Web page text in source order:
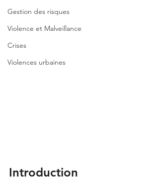
Gestion des risques
Violence et Malveillance
Crises
Violences urbaines
Introduction